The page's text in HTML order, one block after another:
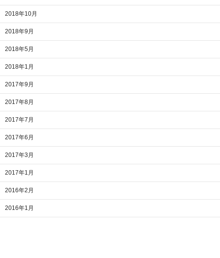
2018年10月
2018年9月
2018年5月
2018年1月
2017年9月
2017年8月
2017年7月
2017年6月
2017年3月
2017年1月
2016年2月
2016年1月